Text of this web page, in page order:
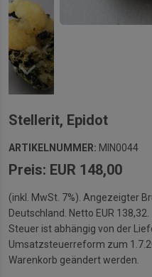
Stellerit, Epidot
ARTIKELNUMMER: MIN0044
Preis: EUR 148,00
(inkl. MwSt. 7%). Angezeigter
Deutschland. Netto EUR 138,32.
Steuer ist abhängig von der
Umsatzsteuerreform zum
Warenkorb geändert werden.